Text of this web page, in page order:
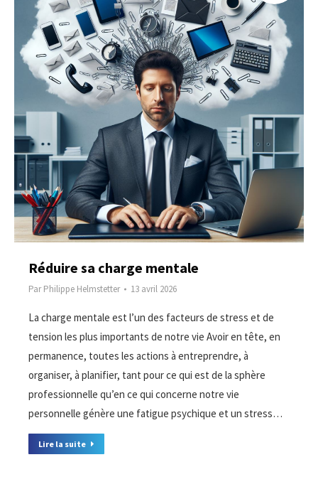
Réduire sa charge mentale
ParPhilippe Helmstetter 13 avril 2026
La charge mentale est l’un des facteurs de stress et de
tension les plus importants de notre vie Avoir en tête, en
permanence, toutes les actions à entreprendre, à
organiser, à planifier, tant pour ce qui est de la sphère
professionnelle qu’en ce qui concerne notre vie
personnelle génère une fatigue psychique et un stress…
Lire la suite